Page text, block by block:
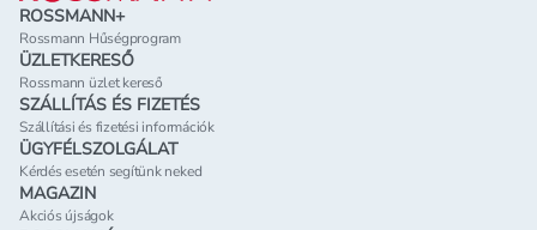
ROSSMANN+
Rossmann Hűségprogram
ÜZLETKERESŐ
Rossmann üzlet kereső
SZÁLLÍTÁS ÉS FIZETÉS
Szállítási és fizetési információk
ÜGYFÉLSZOLGÁLAT
Kérdés esetén segítünk neked
MAGAZIN
Akciós újságok